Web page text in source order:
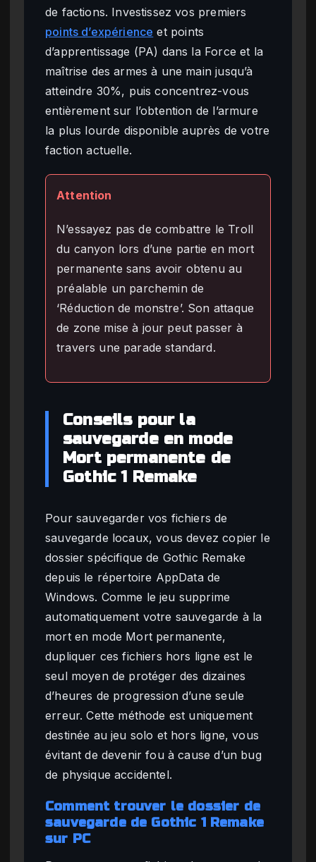
de factions. Investissez vos premiers
points d’expérience et points
d’apprentissage (PA) dans la Force et la
maîtrise des armes à une main jusqu’à
atteindre 30%, puis concentrez-vous
entièrement sur l’obtention de l’armure
la plus lourde disponible auprès de votre
faction actuelle.
Attention
N’essayez pas de combattre le Troll
du canyon lors d’une partie en mort
permanente sans avoir obtenu au
préalable un parchemin de
‘Réduction de monstre’. Son attaque
de zone mise à jour peut passer à
travers une parade standard.
Conseils pour la
sauvegarde en mode
Mort permanente de
Gothic 1 Remake
Pour sauvegarder vos fichiers de
sauvegarde locaux, vous devez copier le
dossier spécifique de Gothic Remake
depuis le répertoire AppData de
Windows. Comme le jeu supprime
automatiquement votre sauvegarde à la
mort en mode Mort permanente,
dupliquer ces fichiers hors ligne est le
seul moyen de protéger des dizaines
d’heures de progression d’une seule
erreur. Cette méthode est uniquement
destinée au jeu solo et hors ligne, vous
évitant de devenir fou à cause d’un bug
de physique accidentel.
Comment trouver le dossier de
sauvegarde de Gothic 1 Remake
sur PC